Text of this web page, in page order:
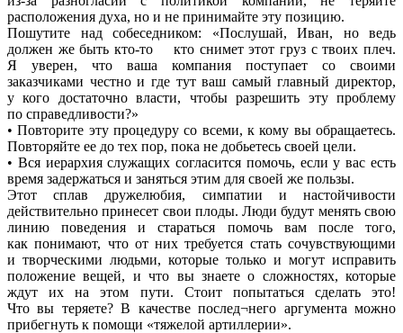
расположения духа, но и не принимайте эту позицию.
Пошутите над собеседником:
«Послушай, Иван, но ведь
должен же бытькто-то кто снимет этот груз с твоих плеч.
Я уверен, что ваша компания поступает со своими
заказчиками честно и где тут ваш самый главный директор,
у кого достаточно власти, чтобы разрешить эту проблему
по справедливости?»
• Повторите эту процедуру со всеми, к кому вы обращаетесь.
Повторяйте ее до тех пор, пока не добьетесь своей цели.
• Вся иерархия служащих согласится помочь, если у вас есть
время задержаться и заняться этим для своей же пользы.
Этот сплав дружелюбия, симпатии и настойчивости
действительно принесет свои плоды. Люди будут менять свою
линию поведения и стараться помочь вам после того,
как понимают, что от них требуется стать сочувствующими
и творческими людьми, которые только и могут исправить
положение вещей, и что вы знаете о сложностях, которые
ждут их на этом пути. Стоит попытаться сделать это!
Что вы теряете? В качестве послед¬него аргумента можно
прибегнуть к помощи «тяжелой артиллерии».